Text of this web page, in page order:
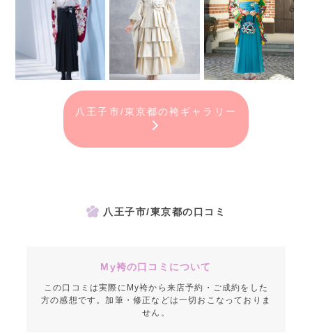
八王子市/東京都の袴ギャラリー
八王子市/東京都の口コミ
My袴の口コミについて
この口コミは実際にMy袴から来店予約・ご成約をした
方の感想です。加筆・修正などは一切おこなっておりま
せん。